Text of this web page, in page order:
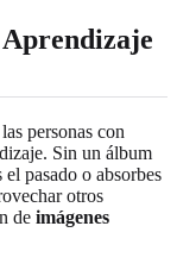
personas con
Sin un álbum
pasado o absorbes
otros
de imágenes